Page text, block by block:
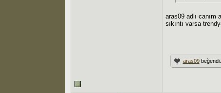
aras09 adlı canım
sıkıntı varsa
aras09beğendi.